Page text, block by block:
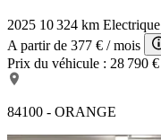
2025 10 324 km Electrique
A partir de 377 € / mois
Prix du véhicule : 28 790 €
84100 - ORANGE